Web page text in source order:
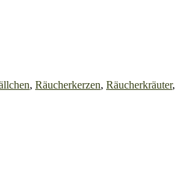
, Räucherkerzen, Räucherkräuter,